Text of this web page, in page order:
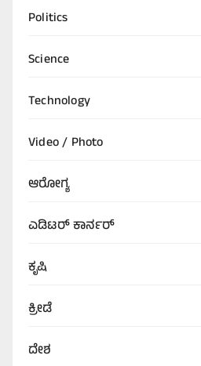
Politics
Science
Technology
Video / Photo
ಆರೋಗ್ಯ
ಎಡಿಟರ್‌ ಕಾರ್ನರ್
ಕೃಷಿ
ಕ್ರೀಡೆ
ದೇಶ